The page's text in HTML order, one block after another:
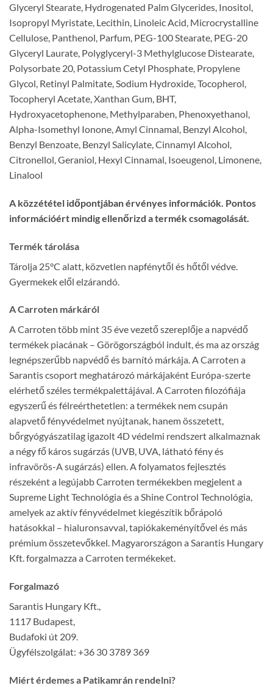
Glyceryl Stearate, Hydrogenated Palm Glycerides, Inositol,
Isopropyl Myristate, Lecithin, Linoleic Acid, Microcrystalline
Cellulose, Panthenol, Parfum, PEG-100 Stearate, PEG-20
Glyceryl Laurate, Polyglyceryl-3 Methylglucose Distearate,
Polysorbate 20, Potassium Cetyl Phosphate, Propylene
Glycol, Retinyl Palmitate, Sodium Hydroxide, Tocopherol,
Tocopheryl Acetate, Xanthan Gum, BHT,
Hydroxyacetophenone, Methylparaben, Phenoxyethanol,
Alpha-Isomethyl Ionone, Amyl Cinnamal, Benzyl Alcohol,
Benzyl Benzoate, Benzyl Salicylate, Cinnamyl Alcohol,
Citronellol, Geraniol, Hexyl Cinnamal, Isoeugenol, Limonene,
Linalool
A közzététel időpontjában érvényes információk. Pontos
információért mindig ellenőrizd a termék csomagolását.
Termék tárolása
Tárolja 25°C alatt, közvetlen napfénytől és hőtől védve.
Gyermekek elől elzárandó.
A Carroten márkáról
A Carroten több mint 35 éve vezető szereplője a napvédő
termékek piacának – Görögországból indult, és ma az ország
legnépszerűbb napvédő és barnító márkája. A Carroten a
Sarantis csoport meghatározó márkájaként Európa-szerte
elérhető széles termékpalettájával. A Carroten filozófiája
egyszerű és félreérthetetlen: a termékek nem csupán
alapvető fényvédelmet nyújtanak, hanem összetett,
bőrgyógyászatilag igazolt 4D védelmi rendszert alkalmaznak
a négy fő káros sugárzás (UVB, UVA, látható fény és
infravörös-A sugárzás) ellen. A folyamatos fejlesztés
részeként a legújabb Carroten termékekben megjelent a
Supreme Light Technológia és a Shine Control Technológia,
amelyek az aktív fényvédelmet kiegészítik bőrápoló
hatásokkal – hialuronsavval, tapiókakeményítővel és más
prémium összetevőkkel. Magyarországon a Sarantis Hungary
Kft. forgalmazza a Carroten termékeket.
Forgalmazó
Sarantis Hungary Kft.,
1117 Budapest,
Budafoki út 209.
Ügyfélszolgálat: +36 30 3789 369
Miért érdemes a Patikamrán rendelni?